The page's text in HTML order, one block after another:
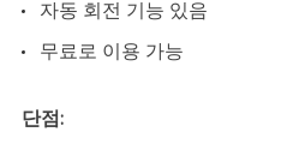
자동 회전 기능 있음
무료로 이용 가능
단점: